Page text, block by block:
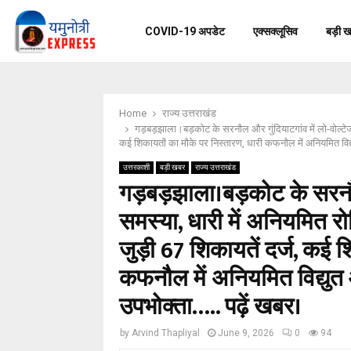
COVID-19 अपडेट एक्सक्लूसिव बड़ी
Home
राज्य उत्तराखंड
गड़बड़झाला।बड़कोट के सरनौल और गुंदियाटगांव में लो-
कई शिकायतों का मौके पर निस्तारण, धारी कफनौल में
उत्तरकाशी बड़ी खबर राज्य उत्तराखंड
गड़बड़झाला।बड़कोट के
समस्या, धारी में अनियमित
जुड़ी 67 शिकायतें दर्ज, कई
कफनौल में अनियमित
उपभोक्ता….. पढ़ें खबर।
by Arvind Thapliyal June 9, 2026 0 94